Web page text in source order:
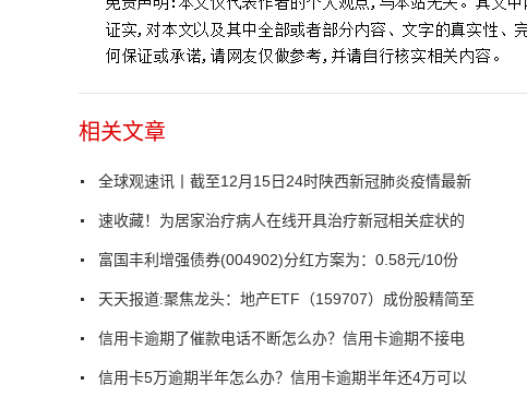
相关文章
全球观速讯丨截至12月15日24时陕西新冠肺炎疫情最新
速收藏！为居家治疗病人在线开具治疗新冠相关症状的
富国丰利增强债券(004902)分红方案为：0.58元/10份
天天报道:聚焦龙头：地产ETF（159707）成份股精简至
信用卡逾期了催款电话不断怎么办？信用卡逾期不接电
信用卡5万逾期半年怎么办？信用卡逾期半年还4万可以